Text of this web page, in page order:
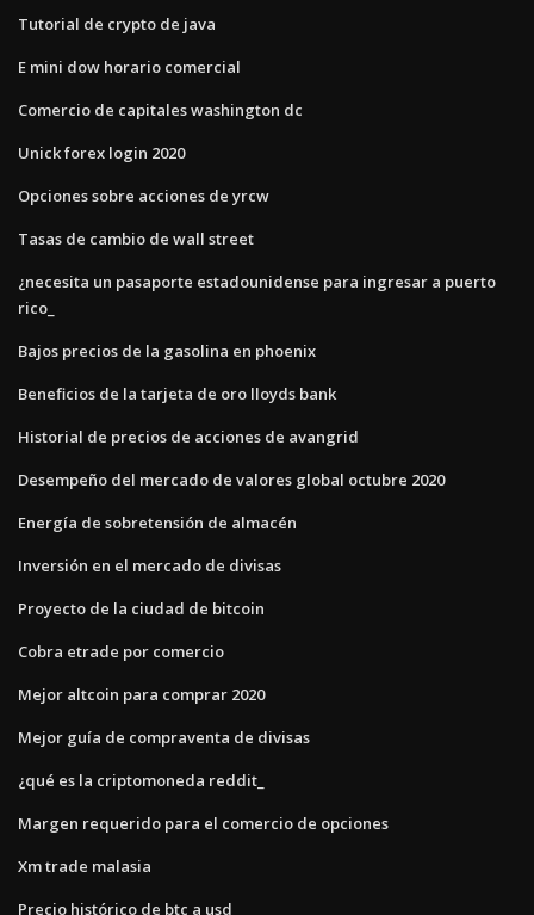
Tutorial de crypto de java
E mini dow horario comercial
Comercio de capitales washington dc
Unick forex login 2020
Opciones sobre acciones de yrcw
Tasas de cambio de wall street
¿necesita un pasaporte estadounidense para ingresar a puerto
rico_
Bajos precios de la gasolina en phoenix
Beneficios de la tarjeta de oro lloyds bank
Historial de precios de acciones de avangrid
Desempeño del mercado de valores global octubre 2020
Energía de sobretensión de almacén
Inversión en el mercado de divisas
Proyecto de la ciudad de bitcoin
Cobra etrade por comercio
Mejor altcoin para comprar 2020
Mejor guía de compraventa de divisas
¿qué es la criptomoneda reddit_
Margen requerido para el comercio de opciones
Xm trade malasia
Precio histórico de btc a usd